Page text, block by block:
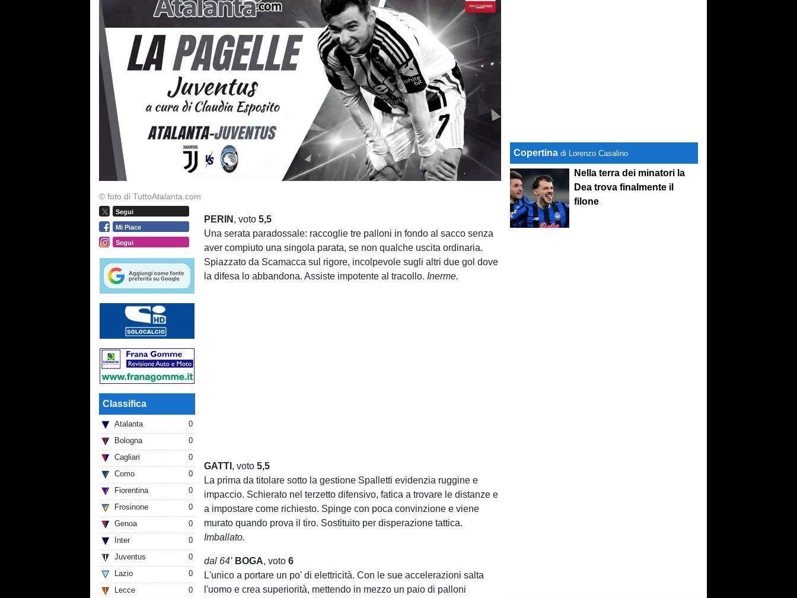
© foto di TuttoAtalanta.com
Segui
Mi Piace
Segui
Classifica
Atalanta
0
Bologna
0
Cagliari
0
Como
0
Fiorentina
0
Frosinone
0
Genoa
0
Inter
0
Juventus
0
Lazio
0
Lecce
0
PERIN , voto5,5
Una serata paradossale: raccoglie tre palloni in fondo al sacco senza
aver compiuto una singola parata, se non qualche uscita ordinaria.
Spiazzato da Scamacca sul rigore, incolpevole sugli altri due gol dove
la difesa lo abbandona. Assiste impotente al tracollo. Inerme.
GATTI , voto5,5
La prima da titolare sotto la gestione Spalletti evidenzia ruggine e
impaccio. Schierato nel terzetto difensivo, fatica a trovare le distanze e
a impostare come richiesto. Spinge con poca convinzione e viene
murato quando prova il tiro. Sostituito per disperazione tattica.
Imballato.
dal 64’ BOGA, voto6
L'unico a portare un po' di elettricità. Con le sue accelerazioni salta
l'uomo e crea superiorità, mettendo in mezzo un paio di palloni
Copertina di Lorenzo Casalino
Nella terra dei minatori la
Dea trova finalmente il
filone